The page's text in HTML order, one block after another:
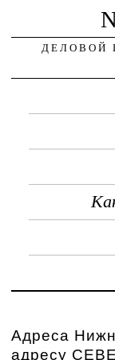
ДЕЛОВОЙ
Адреса
адресу